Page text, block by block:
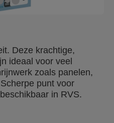
Deze krachtige,
ideaal voor veel
zoals panelen,
punt voor
in RVS.